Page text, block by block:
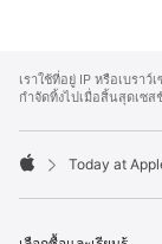
Footer
เราใช้ที่อยู่ IP หรือเบร
กำจัดทิ้งไปเมื่อสิ้นสุดเซ
Today at